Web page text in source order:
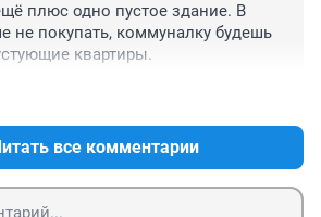
плюс одно пустое здание. В
не покупать, коммуналку будешь
квартиры.
все комментарии